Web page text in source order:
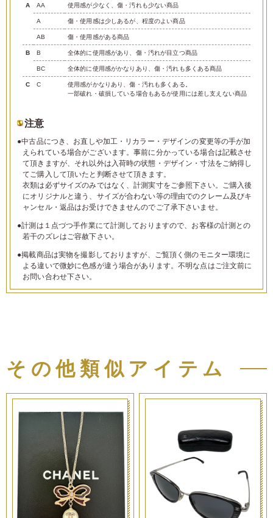
A AA 使用感が少なく、傷・汚れも少ない商品
A 傷・使用感は少しあるが、程度のよい商品
AB 傷・使用感がある商品
B B 全体的に使用感があり、傷・汚れが目立つ商品
BC 全体的に使用感がかなりあり、傷・汚れも多くある商品
C C
使用感がかなりあり、傷・汚れも多くある。
一部破れ・破損している場合もあるが使用には差し支えない商品
注意
●中古品につき、お直しや加工・リカラー・デザインの変更等の手が加
えられている場合がございます。事前に分かっている場合は記載させ
て頂きますが、それ以外は入荷時の状態・デザイン・寸法をご納得し
てご購入して頂いたと判断させて頂きます。
衣類は必ずサイズのみではなく、計測実寸をご参照下さい。ご購入後
にオリジナルと違う、サイズが合わない等の理由でのクレーム及びキ
ャンセル・返品はお受けできませんのでご了承下さいませ。
●計測は１点づつ手作業にて計測しておりますので、お客様の計測との
若干のズレはご容赦下さい。
●掲載商品は実物を撮影しておりますが、ご覧頂く側のモニター環境に
よる違いで微妙に色感が違う場合があります。不明な点はご注文前に
お問い合わせ下さい。
その他類似アイテム